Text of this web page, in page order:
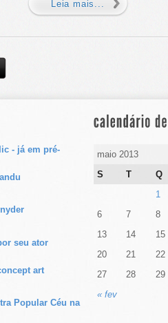
Leia mais...
- já em pré-
seu ator
art
Popular Céu na
maio 2013
S
T Q
« fev
1
6
7
8
13
14
15
20
21
22
27
28 29